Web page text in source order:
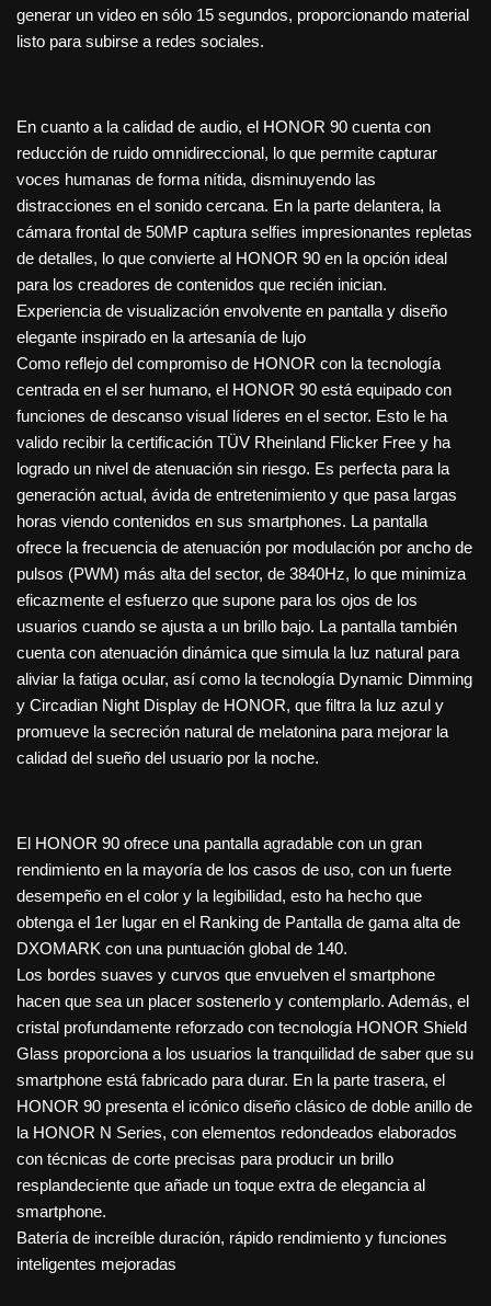
generar un video en sólo 15 segundos, proporcionando material
listo para subirse a redes sociales.
En cuanto a la calidad de audio, el HONOR 90 cuenta con
reducción de ruido omnidireccional, lo que permite capturar
voces humanas de forma nítida, disminuyendo las
distracciones en el sonido cercana. En la parte delantera, la
cámara frontal de 50MP captura selfies impresionantes repletas
de detalles, lo que convierte al HONOR 90 en la opción ideal
para los creadores de contenidos que recién inician.
Experiencia de visualización envolvente en pantalla y diseño
elegante inspirado en la artesanía de lujo
Como reflejo del compromiso de HONOR con la tecnología
centrada en el ser humano, el HONOR 90 está equipado con
funciones de descanso visual líderes en el sector. Esto le ha
valido recibir la certificación TÜV Rheinland Flicker Free y ha
logrado un nivel de atenuación sin riesgo. Es perfecta para la
generación actual, ávida de entretenimiento y que pasa largas
horas viendo contenidos en sus smartphones. La pantalla
ofrece la frecuencia de atenuación por modulación por ancho de
pulsos (PWM) más alta del sector, de 3840Hz, lo que minimiza
eficazmente el esfuerzo que supone para los ojos de los
usuarios cuando se ajusta a un brillo bajo. La pantalla también
cuenta con atenuación dinámica que simula la luz natural para
aliviar la fatiga ocular, así como la tecnología Dynamic Dimming
y Circadian Night Display de HONOR, que filtra la luz azul y
promueve la secreción natural de melatonina para mejorar la
calidad del sueño del usuario por la noche.
El HONOR 90 ofrece una pantalla agradable con un gran
rendimiento en la mayoría de los casos de uso, con un fuerte
desempeño en el color y la legibilidad, esto ha hecho que
obtenga el 1er lugar en el Ranking de Pantalla de gama alta de
DXOMARK con una puntuación global de 140.
Los bordes suaves y curvos que envuelven el smartphone
hacen que sea un placer sostenerlo y contemplarlo. Además, el
cristal profundamente reforzado con tecnología HONOR Shield
Glass proporciona a los usuarios la tranquilidad de saber que su
smartphone está fabricado para durar. En la parte trasera, el
HONOR 90 presenta el icónico diseño clásico de doble anillo de
la HONOR N Series, con elementos redondeados elaborados
con técnicas de corte precisas para producir un brillo
resplandeciente que añade un toque extra de elegancia al
smartphone.
Batería de increíble duración, rápido rendimiento y funciones
inteligentes mejoradas